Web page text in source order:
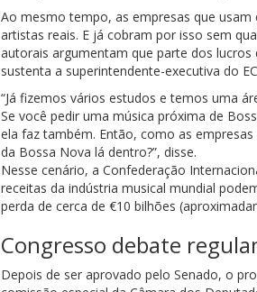
Ao mesmo tempo, as empresas que
artistas reais. E já cobram por isso sem
autorais argumentam que parte dos
sustenta a superintendente-executiva do
“Já fizemos vários estudos e temos uma
Se você pedir uma música próxima de
ela faz também. Então, como as
da Bossa Nova lá dentro?”, disse.
Nesse cenário, a Confederação
receitas da indústria musical mundial
perda de cerca de €10 bilhões
Congresso debate
Depois de ser aprovado pelo Senado, o